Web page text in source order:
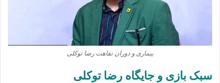
بیماری و دوران نقاهت رضا توکلی
سبک بازی و جایگاه رضا توکلی